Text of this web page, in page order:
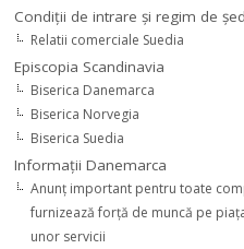
Condiţii de intrare şi regim de
Relatii comerciale Suedia
Episcopia Scandinavia
Biserica Danemarca
Biserica Norvegia
Biserica Suedia
Informaţii Danemarca
Anunţ important pentru toate
furnizează forţă de muncă pe
unor servicii